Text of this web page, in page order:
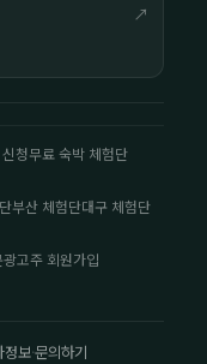
↗
청무료 숙박 체험단
부산 체험단대구 체험단
광고주 회원가입
정보·문의하기